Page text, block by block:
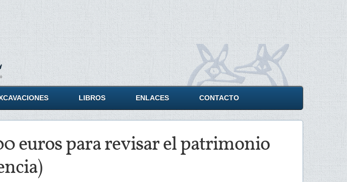
LIBROS ENLACES CONTACTO
euros para revisar el patrimonio